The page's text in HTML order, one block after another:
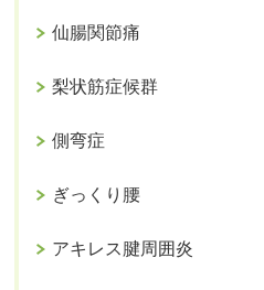
仙腸関節痛
梨状筋症候群
側弯症
ぎっくり腰
アキレス腱周囲炎